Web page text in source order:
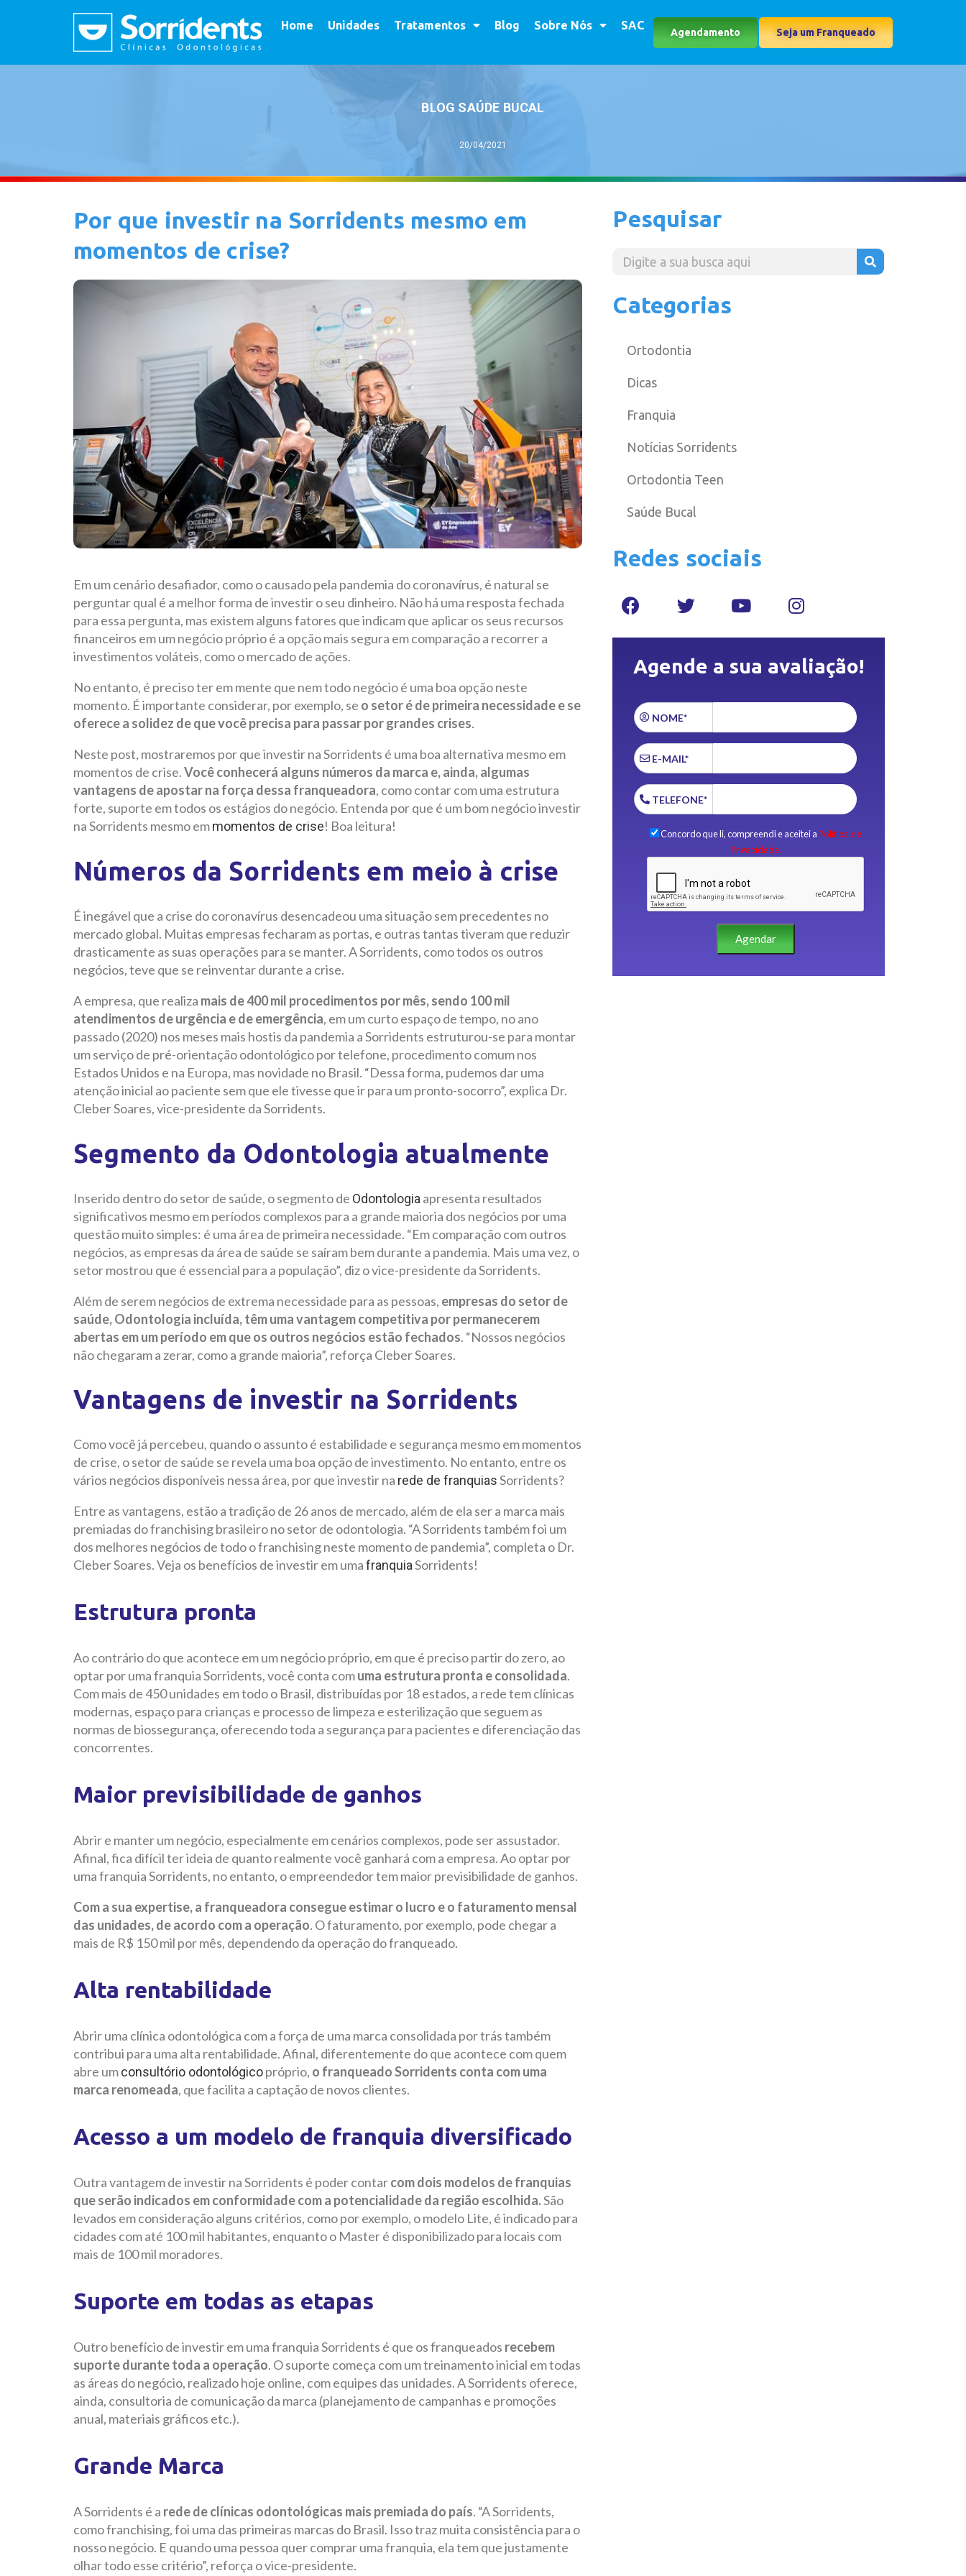
Home Unidades Tratamentos Blog Sobre Nós SAC
Agendamento Seja um Franqueado
BLOG SAÚDE BUCAL
20/04/2021
Por que investir na Sorridents mesmo em
momentos de crise?
Em um cenário desafiador, como o causado pela pandemia do coronavírus, é natural se
perguntar qual é a melhor forma de investir o seu dinheiro. Não há uma resposta fechada
para essa pergunta, mas existem alguns fatores que indicam que aplicar os seus recursos
financeiros em um negócio próprio é a opção mais segura em comparação a recorrer a
investimentos voláteis, como o mercado de ações.
No entanto, é preciso ter em mente que nem todo negócio é uma boa opção neste
momento. É importante considerar, por exemplo, se o setor é de primeira necessidade e se
oferece a solidez de que você precisa para passar por grandes crises.
Neste post, mostraremos por que investir na Sorridents é uma boa alternativa mesmo em
momentos de crise.Você conhecerá alguns números da marca e, ainda, algumas
vantagens de apostar na força dessa franqueadora, como contar com uma estrutura
forte, suporte em todos os estágios do negócio. Entenda por que é um bom negócio investir
na Sorridents mesmo emmomentos de crise! Boa leitura!
Números da Sorridents em meio à crise
É inegável que a crise do coronavírus desencadeou uma situação sem precedentes no
mercado global. Muitas empresas fecharam as portas, e outras tantas tiveram que reduzir
drasticamente as suas operações para se manter. A Sorridents, como todos os outros
negócios, teve que se reinventar durante a crise.
A empresa, que realiza mais de 400 mil procedimentos por mês, sendo 100 mil
atendimentos de urgência e de emergência, em um curto espaço de tempo, no ano
passado (2020) nos meses mais hostis da pandemia a Sorridents estruturou-se para montar
um serviço de pré-orientação odontológico por telefone, procedimento comum nos
Estados Unidos e na Europa, mas novidade no Brasil. “Dessa forma, pudemos dar uma
atenção inicial ao paciente sem que ele tivesse que ir para um pronto-socorro”, explica Dr.
Cleber Soares, vice-presidente da Sorridents.
Segmento da Odontologia atualmente
Inserido dentro do setor de saúde, o segmento de Odontologia apresenta resultados
significativos mesmo em períodos complexos para a grande maioria dos negócios por uma
questão muito simples: é uma área de primeira necessidade. “Em comparação com outros
negócios, as empresas da área de saúde se saíram bem durante a pandemia. Mais uma vez, o
setor mostrou que é essencial para a população”, diz o vice-presidente da Sorridents.
Além de serem negócios de extrema necessidade para as pessoas, empresas do setor de
saúde, Odontologia incluída, têm uma vantagem competitiva por permanecerem
abertas em um período em que os outros negócios estão fechados. “Nossos negócios
não chegaram a zerar, como a grande maioria”, reforça Cleber Soares.
Vantagens de investir na Sorridents
Como você já percebeu, quando o assunto é estabilidade e segurança mesmo em momentos
de crise, o setor de saúde se revela uma boa opção de investimento. No entanto, entre os
vários negócios disponíveis nessa área, por que investir na rede de franquiasSorridents?
Entre as vantagens, estão a tradição de 26 anos de mercado, além de ela ser a marca mais
premiadas do franchising brasileiro no setor de odontologia. “A Sorridents também foi um
dos melhores negócios de todo o franchising neste momento de pandemia”, completa o Dr.
Cleber Soares. Veja os benefícios de investir em umafranquiaSorridents!
Estrutura pronta
Ao contrário do que acontece em um negócio próprio, em que é preciso partir do zero, ao
optar por uma franquia Sorridents, você conta comuma estrutura pronta e consolidada.
Com mais de 450 unidades em todo o Brasil, distribuídas por 18 estados, a rede tem clínicas
modernas, espaço para crianças e processo de limpeza e esterilização que seguem as
normas de biossegurança, oferecendo toda a segurança para pacientes e diferenciação das
concorrentes.
Maior previsibilidade de ganhos
Abrir e manter um negócio, especialmente em cenários complexos, pode ser assustador.
Afinal, fica difícil ter ideia de quanto realmente você ganhará com a empresa. Ao optar por
uma franquia Sorridents, no entanto, o empreendedor tem maior previsibilidade de ganhos.
Com a sua expertise, a franqueadora consegue estimar o lucro e o faturamento mensal
das unidades, de acordo com a operação. O faturamento, por exemplo, pode chegar a
mais de R$ 150 mil por mês, dependendo da operação do franqueado.
Alta rentabilidade
Abrir uma clínica odontológica com a força de uma marca consolidada por trás também
contribui para uma alta rentabilidade. Afinal, diferentemente do que acontece com quem
abre umconsultório odontológicopróprio, o franqueado Sorridents conta com uma
marca renomeada, que facilita a captação de novos clientes.
Acesso a um modelo de franquia diversificado
Outra vantagem de investir na Sorridents é poder contarcom dois modelos de franquias
que serão indicados em conformidade com a potencialidade da região escolhida.São
levados em consideração alguns critérios, como por exemplo, o modelo Lite, é indicado para
cidades com até 100 mil habitantes, enquanto o Master é disponibilizado para locais com
mais de 100 mil moradores.
Suporte em todas as etapas
Outro benefício de investir em uma franquia Sorridents é que os franqueados recebem
suporte durante toda a operação. O suporte começa com um treinamento inicial em todas
as áreas do negócio, realizado hoje online, com equipes das unidades. A Sorridents oferece,
ainda, consultoria de comunicação da marca (planejamento de campanhas e promoções
anual, materiais gráficos etc.).
Grande Marca
A Sorridents é a rede de clínicas odontológicas mais premiada do país. “A Sorridents,
como franchising, foi uma das primeiras marcas do Brasil. Isso traz muita consistência para o
nosso negócio. E quando uma pessoa quer comprar uma franquia, ela tem que justamente
olhar todo esse critério”, reforça o vice-presidente.
Pesquisar
Categorias
Ortodontia
Dicas
Franquia
Notícias Sorridents
Ortodontia Teen
Saúde Bucal
Redes sociais
Agende a sua avaliação!
NOME*
E-MAIL*
TELEFONE*
Concordo que li, compreendi e aceitei aPolítica de
Privacidade.
Agendar